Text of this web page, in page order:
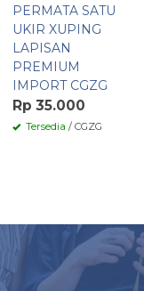
PERMATA SATU
UKIR XUPING
LAPISAN
PREMIUM
IMPORT CGZG
Rp 35.000
Tersedia / CGZG